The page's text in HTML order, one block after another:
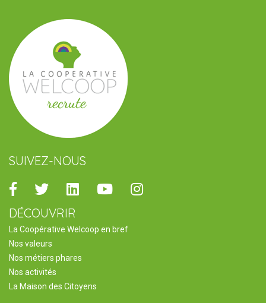
SUIVEZ-NOUS
Facebook
TwitterLinkedinYoutubeInstagram
DÉCOUVRIR
La Coopérative Welcoop en bref
Nos valeurs
Nos métiers phares
Nos activités
La Maison des Citoyens